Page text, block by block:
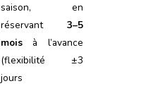
saison, en
réservant 3–5
moisà l’avance
(flexibilité ±3
jours